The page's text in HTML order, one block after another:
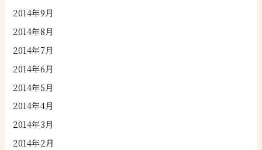
2014年9月
2014年8月
2014年7月
2014年6月
2014年5月
2014年4月
2014年3月
2014年2月